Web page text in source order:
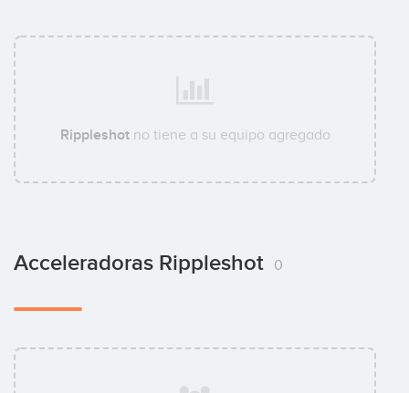
Rippleshotno tiene a su equipo agregado
Acceleradoras Rippleshot 0